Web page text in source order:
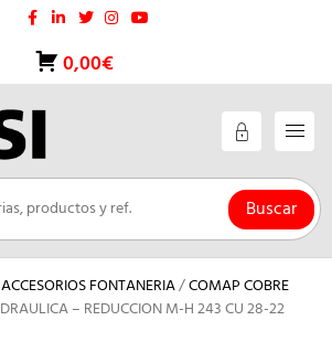
0,00€
Buscar
FONTANERIA/COMAP COBRE
– REDUCCION M-H 243 CU 28-22